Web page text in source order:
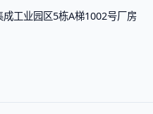
工业园区5栋A梯1002号厂房